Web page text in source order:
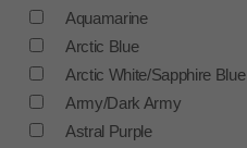
Aquamarine
Arctic Blue
Arctic White/Sapphire Blue
Army/Dark Army
Astral Purple